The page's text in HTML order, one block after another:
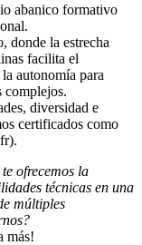
abanico formativo
donde la estrecha
facilita el
autonomía para
complejos.
diversidad e
certificados como
, te ofrecemos la
técnicas en una
múltiples
más!